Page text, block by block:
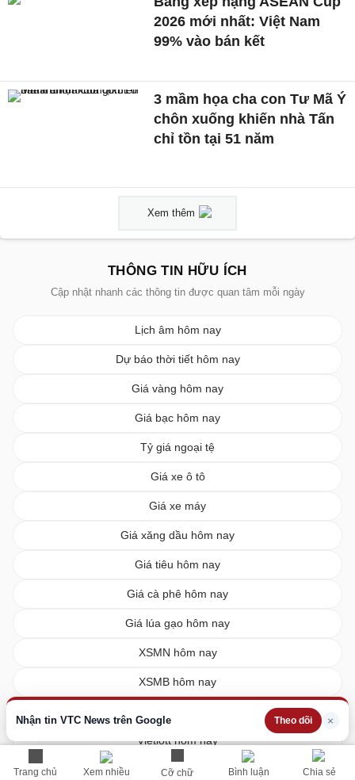
Trang chủ Xem nhiều Cỡ chữ Bình luận Chia sẻ
Nhận tin VTC News trên Google Theo dõi ×
2026 mới nhất: Việt Nam
99% vào bán kết
3 mầm họa cha con Tư Mã Ý
chôn xuống khiến nhà Tấn
chỉ tồn tại 51 năm
Xem thêm
THÔNG TIN HỮU ÍCH
Cập nhật nhanh các thông tin được quan tâm mỗi ngày
Lịch âm hôm nay
Dự báo thời tiết hôm nay
Giá vàng hôm nay
Giá bạc hôm nay
Tỷ giá ngoại tệ
Giá xe ô tô
Giá xe máy
Giá xăng dầu hôm nay
Giá tiêu hôm nay
Giá cà phê hôm nay
Giá lúa gạo hôm nay
XSMN hôm nay
XSMB hôm nay
Vietlott hôm nay